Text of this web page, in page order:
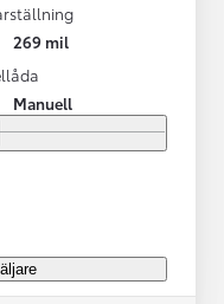
269 mil
Manuell